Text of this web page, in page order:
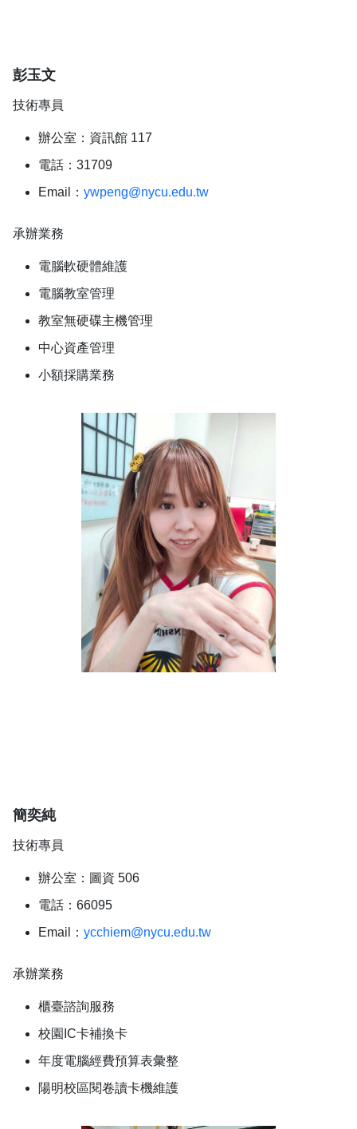
彭玉文
技術專員
辦公室：資訊館 117
電話：31709
Email： ywpeng@nycu.edu.tw
承辦業務
電腦軟硬體維護
電腦教室管理
教室無硬碟主機管理
中心資產管理
小額採購業務
簡奕純
技術專員
辦公室：圖資 506
電話：66095
Email： ycchiem@nycu.edu.tw
承辦業務
櫃臺諮詢服務
校園IC卡補換卡
年度電腦經費預算表彙整
陽明校區閱卷讀卡機維護